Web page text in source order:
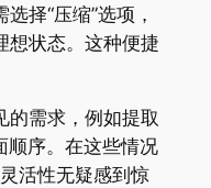
择“压缩”选项，
想状态。这种便捷
的需求，例如提取
顺序。在这些情况
活性无疑感到惊